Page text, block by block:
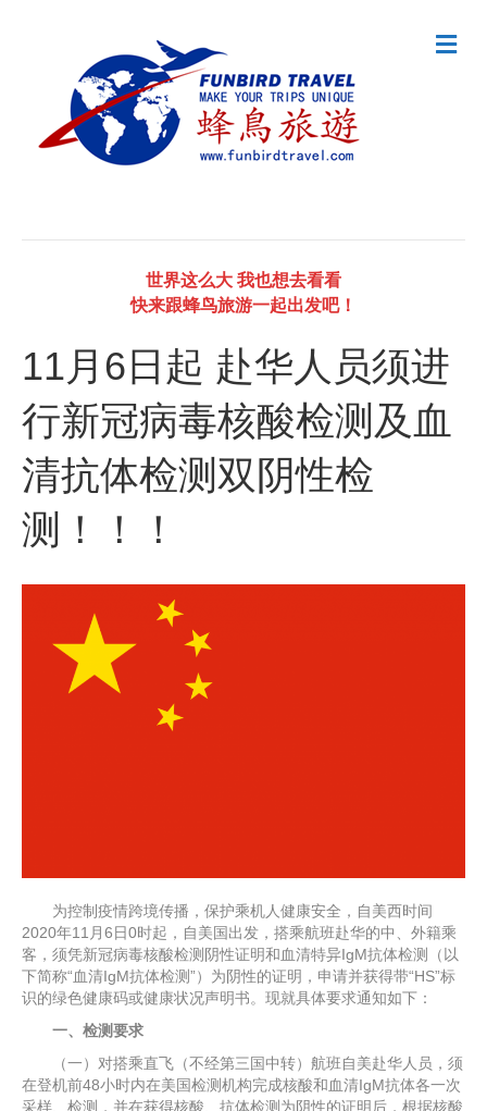
世界这么大 我也想去看看
快来跟蜂鸟旅游一起出发吧！
M
e
11月6日起 赴华人员须进
行新冠病毒核酸检测及血
清抗体检测双阴性检
测！！！
为控制疫情跨境传播，保护乘机人健康安全，自美西时间
2020年11月6日0时起，自美国出发，搭乘航班赴华的中、外籍乘
客，须凭新冠病毒核酸检测阴性证明和血清特异IgM抗体检测（以
下简称“血清IgM抗体检测”）为阴性的证明，申请并获得带“HS”标
识的绿色健康码或健康状况声明书。现就具体要求通知如下：
一、检测要求
（一）对搭乘直飞（不经第三国中转）航班自美赴华人员，须
在登机前48小时内在美国检测机构完成核酸和血清IgM抗体各一次
采样、检测，并在获得核酸、抗体检测为阴性的证明后，根据核酸